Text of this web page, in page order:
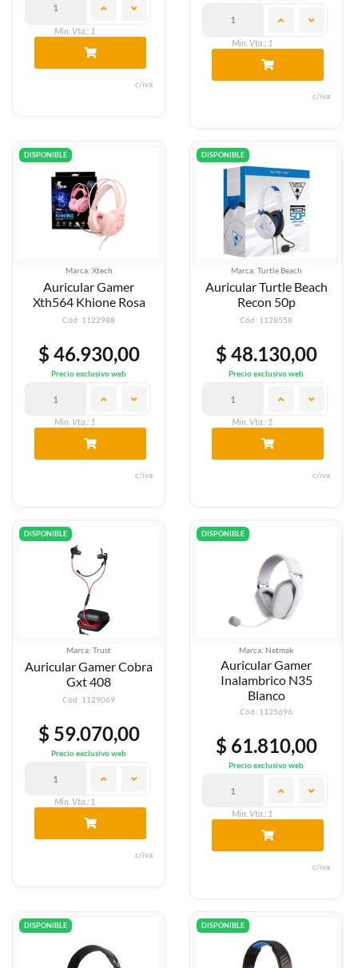
Min. Vta.: 1
c/iva
Min. Vta.: 1
c/iva
DISPONIBLE
Marca: Xtech
Auricular Gamer
Xth564 Khione Rosa
Cód: 1122988
$ 46.930,00
Precio exclusivo web
Min. Vta.: 1
c/iva
DISPONIBLE
Marca: Turtle Beach
Auricular Turtle Beach
Recon 50p
Cód: 1128558
$ 48.130,00
Precio exclusivo web
Min. Vta.: 1
c/iva
DISPONIBLE
Marca: Trust
Auricular Gamer Cobra
Gxt 408
Cód: 1129069
$ 59.070,00
Precio exclusivo web
Min. Vta.: 1
c/iva
DISPONIBLE
Marca: Netmak
Auricular Gamer
Inalambrico N35
Blanco
Cód: 1125696
$ 61.810,00
Precio exclusivo web
Min. Vta.: 1
c/iva
DISPONIBLE DISPONIBLE